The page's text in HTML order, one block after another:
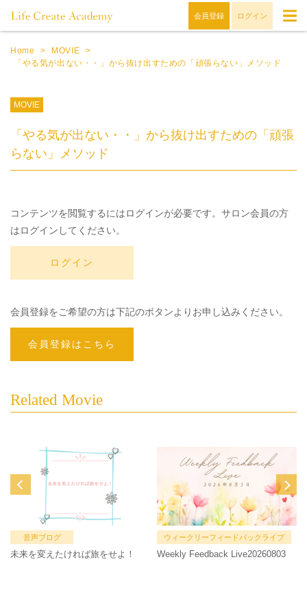
会員登録 ログイン
Home > MOVIE
>
「やる気が出ない・・」から抜け出すための「頑張らない」メソッド
MOVIE
「やる気が出ない・・」から抜け出すための「頑張
らない」メソッド
コンテンツを閲覧するにはログインが必要です。サロン会員の方
はログインしてください。
ログイン
会員登録をご希望の方は下記のボタンよりお申し込みください。
会員登録はこちら
Related Movie
音声ブログ
未来を変えたければ旅をせよ！
ウィークリーフィードバックライブ
Weekly Feedback Live20260803